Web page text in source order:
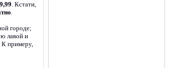
. Кстати,
.
городе;
лавой и
К примеру,